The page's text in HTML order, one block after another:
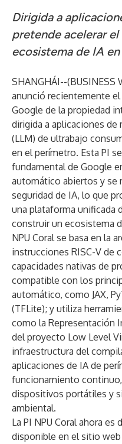
Dirigida a
pretende acelerar
ecosistema de IA
SHANGHÁI--(BUSINESS
anunció recientemente
Google de la propiedad
dirigida a aplicaciones
(LLM) de ultrabajo
en el perímetro. Esta PI
fundamental de Google
automático abiertos y se
seguridad de IA, lo que
una plataforma unificada
construir un ecosistema
NPU Coral se basa en la
instrucciones RISC-V de
capacidades nativas de
compatible con los
automático, como JAX,
(TFLite); y utiliza
como la Representación
del proyecto Low Level
infraestructura del
aplicaciones de IA de
funcionamiento
dispositivos portátiles y
ambiental.
La PI NPU Coral ahora
disponible en el sitio